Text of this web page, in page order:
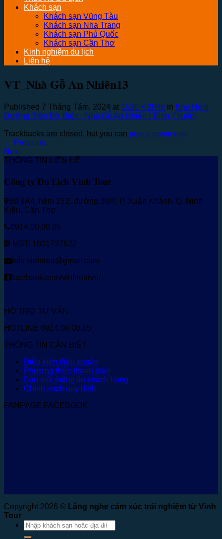
Khách sạn
Khách sạn Vũng Tàu
Khách sạn Nha Trang
Khách sạn Phú Quốc
Khách sạn Cần Thơ
Kinh nghiệm du lịch
Liên hệ
VT_Nhà Gỗ An Nhiên13
Published 7 Tháng Tám, 2024 at 1536 × 2048 in Khu Nghỉ
Dưỡng Trên Bờ Biển : Nhà Gỗ An Nhiên ( Bình Thuận)
Trackbacks are closed, but you can post a comment.
← Previous
Next →
THÔNG TIN LIÊN HỆ
Công ty Du Lịch Vinh Tour
Số 9A4, hẻm 2T2, đường 30/4, P. Xuân Khánh, Q. Ninh
Kiều, Cần Thơ
0914.00.00.65
MST: 1801737622
info.vinhtour@gmail.com
facebook.com/vinhtourvn/
HỖ TRỢ TƯ VẤN
HOTLINE 0914.00.00.65
THÔNG TIN CẦN BIẾT
Điều kiện điều khoản
Phương thức thanh toán
Bảo mật thông tin khách hàng
Chính sách quy định
FANPAGE FACEBOOK
Copyright 2026 © Lắng nghe cảm xúc trải nghiệm từ Vinh
Tour
Tìm
kiếm: